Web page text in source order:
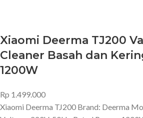
Xiaomi Deerma TJ200
Cleaner Basah dan
1200W
Rp 1.499.000
Xiaomi Deerma TJ200 Brand: Deerma